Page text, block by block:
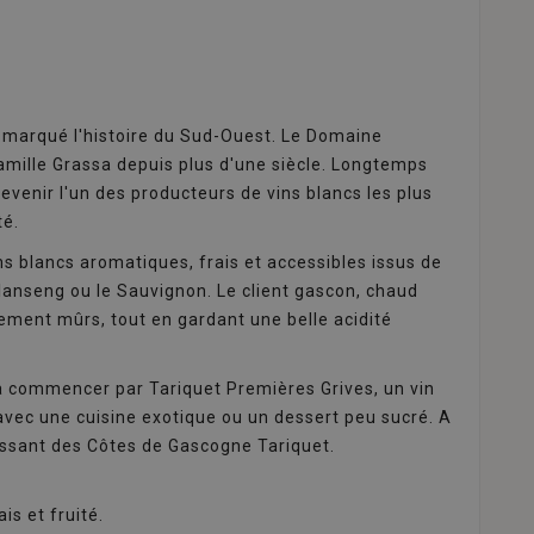
l'histoire du Sud-Ouest. Le Domaine
Grassa depuis plus d'une siècle. Longtemps
l'un des producteurs de vins blancs les plus
blancs aromatiques, frais et accessibles issus de
ou le Sauvignon. Le client gascon, chaud
mûrs, tout en gardant une belle acidité
par Tariquet Premières Grives, un vin
une cuisine exotique ou un dessert peu sucré. A
des Côtes de Gascogne Tariquet.
et fruité.